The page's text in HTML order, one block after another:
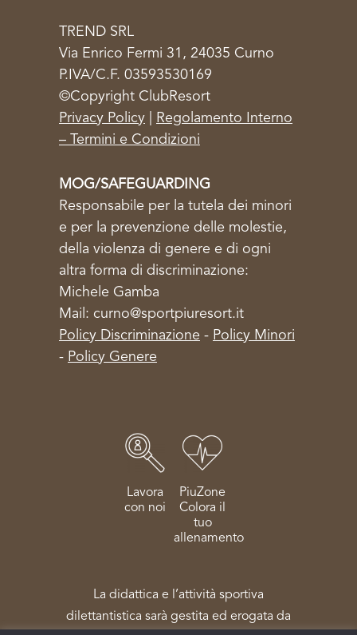
TREND SRL
Via Enrico Fermi 31, 24035 Curno
P.IVA/C.F. 03593530169
©Copyright ClubResort
Privacy Policy
Regolamento Interno
– Termini e Condizioni
MOG/SAFEGUARDING
Responsabile per la tutela dei minori
e per la prevenzione delle molestie,
della violenza di genere e di ogni
altra forma di discriminazione:
Michele Gamba
Mail: curno@sportpiuresort.it
Policy Discriminazione - Policy Minori
- Policy Genere
Lavora
con noi
PiuZone
Colora il
tuo
allenamento
La didattica e l’attività sportiva
dilettantistica sarà gestita ed erogata da